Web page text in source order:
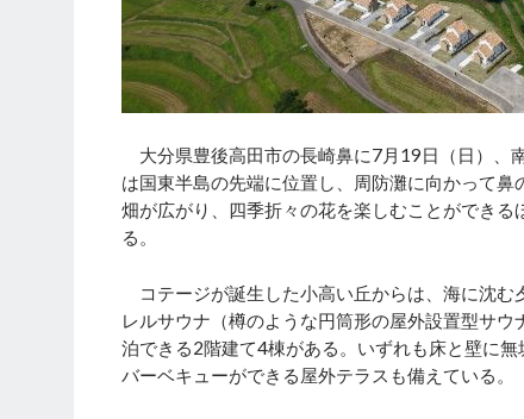
大分県豊後高田市の長崎鼻に7月19日（日）、
は国東半島の先端に位置し、周防灘に向かって
畑が広がり、四季折々の花を楽しむことができ
る。
コテージが誕生した小高い丘からは、海に沈む
レルサウナ（樽のような円筒形の屋外設置型サ
泊できる2階建て4棟がある。いずれも床と壁に
バーベキューができる屋外テラスも備えている。